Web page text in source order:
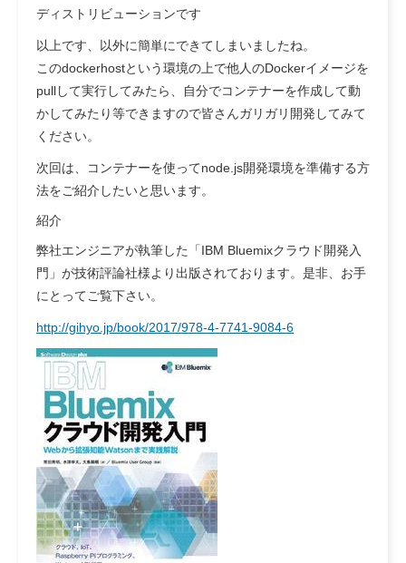
ディストリビューションです
以上です、以外に簡単にできてしまいましたね。
このdockerhostという環境の上で他人のDockerイメージを
pullして実行してみたら、自分でコンテナーを作成して動
かしてみたり等できますので皆さんガリガリ開発してみて
ください。
次回は、コンテナーを使ってnode.js開発環境を準備する方
法をご紹介したいと思います。
紹介
弊社エンジニアが執筆した「IBM Bluemixクラウド開発入
門」が技術評論社様より出版されております。是非、お手
にとってご覧下さい。
http://gihyo.jp/book/2017/978-4-7741-9084-6